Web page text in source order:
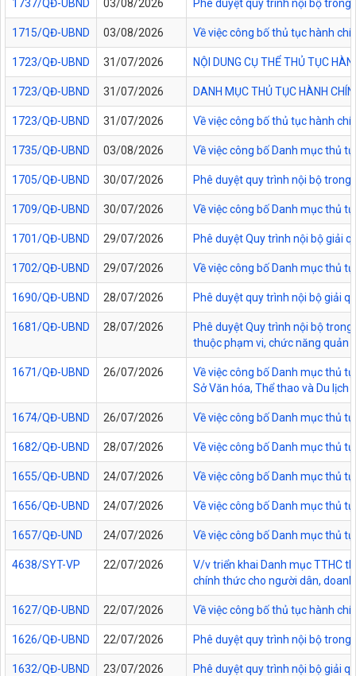
1737/QĐ-UBND 03/08/2026 Phê duyệt quy trình nội bộ
1715/QĐ-UBND 03/08/2026 Về việc công bố thủ tục hành
1723/QĐ-UBND 31/07/2026 NỘI DUNG CỤ THỂ THỦ TỤC
1723/QĐ-UBND 31/07/2026 DANH MỤC THỦ TỤC HÀNH
1723/QĐ-UBND 31/07/2026 Về việc công bố thủ tục hành
1735/QĐ-UBND 03/08/2026 Về việc công bố Danh mục thủ
1705/QĐ-UBND 30/07/2026 Phê duyệt quy trình nội bộ
1709/QĐ-UBND 30/07/2026 Về việc công bố Danh mục thủ
1701/QĐ-UBND 29/07/2026 Phê duyệt Quy trình nội bộ giải
1702/QĐ-UBND 29/07/2026 Về việc công bố Danh mục thủ
1690/QĐ-UBND 28/07/2026 Phê duyệt quy trình nội bộ giải
1681/QĐ-UBND 28/07/2026
Phê duyệt Quy trình nội bộ
thuộc phạm vi, chức năng quản
1671/QĐ-UBND 26/07/2026
Về việc công bố Danh mục thủ
Sở Văn hóa, Thể thao và Du lịch
1674/QĐ-UBND 26/07/2026 Về việc công bố Danh mục thủ
1682/QĐ-UBND 28/07/2026 Về việc công bố Danh mục thủ
1655/QĐ-UBND 24/07/2026 Về việc công bố Danh mục thủ
1656/QĐ-UBND 24/07/2026 Về việc công bố Danh mục thủ
1657/QĐ-UND 24/07/2026 Về việc công bố Danh mục thủ
4638/SYT-VP 22/07/2026
V/v triển khai Danh mục TTHC
chính thức cho người dân,
1627/QĐ-UBND 22/07/2026 Về việc công bố thủ tục hành
1626/QĐ-UBND 22/07/2026 Phê duyệt quy trình nội bộ trong
1632/QĐ-UBND 23/07/2026 Phê duyệt quy trình nội bộ giải